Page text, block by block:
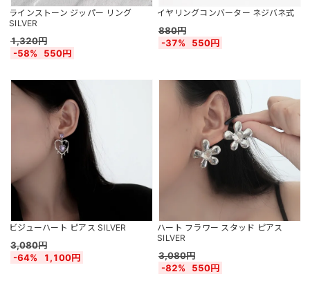
ラインストーン ジッパー リング
SILVER
1,320円
-58%
550円
イヤリングコンバーター ネジバネ式
880円
-37%
550円
ビジューハート ピアス SILVER
3,080円
-64%
1,100円
ハート フラワー スタッド ピアス
SILVER
3,080円
-82%
550円